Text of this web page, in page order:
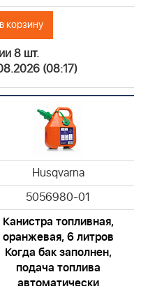
Briggs & Stratton
Briggs & Stratton
Briggs & Stratton
Briggs & Stratton
Briggs & Stratton
Briggs & Stratton
Briggs & Stratton
Briggs & Stratton
Briggs & Stratton
Briggs & Stratton
Briggs & Stratton
Briggs & Stratton
Briggs & Stratton
Briggs & Stratton
корзину
8 шт.
(08:17)
Husqvarna
5056980-01
Канистра топливная,
оранжевая, 6 литров
Когда бак заполнен,
подача топлива